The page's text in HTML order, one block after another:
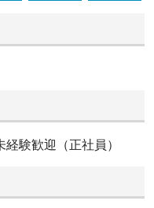
験歓迎（正社員）